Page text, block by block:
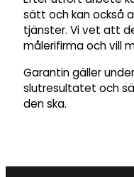
sätt och kan också
tjänster. Vi vet att
målerifirma och vill
Garantin gäller
slutresultatet och
den ska.